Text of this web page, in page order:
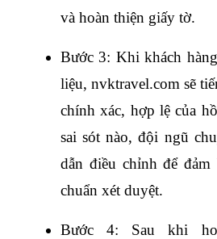
và hoàn thiện giấy tờ.
Bước 3: Khi khách
liệu, nvktravel.com sẽ
chính xác, hợp lệ của
sai sót nào, đội ngũ
dẫn điều chỉnh để đảm
chuẩn xét duyệt.
Bước 4: Sau khi